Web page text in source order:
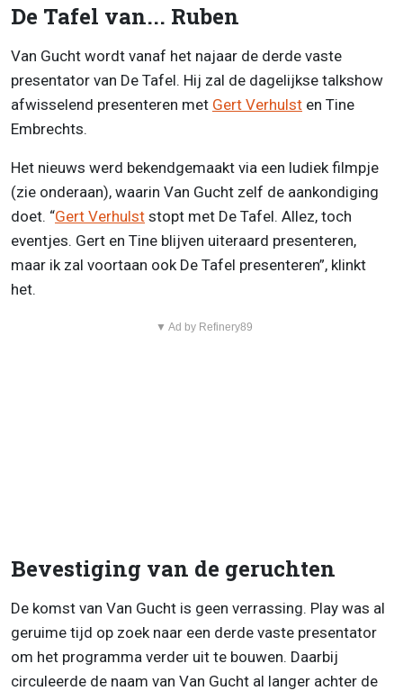
De Tafel van... Ruben
Van Gucht wordt vanaf het najaar de derde vaste
presentator van De Tafel. Hij zal de dagelijkse talkshow
afwisselend presenteren met Gert Verhulst en Tine
Embrechts.
Het nieuws werd bekendgemaakt via een ludiek filmpje
(zie onderaan), waarin Van Gucht zelf de aankondiging
doet. “Gert Verhulst stopt met De Tafel. Allez, toch
eventjes. Gert en Tine blijven uiteraard presenteren,
maar ik zal voortaan ook De Tafel presenteren”, klinkt
het.
▼ Ad by Refinery89
Bevestiging van de geruchten
De komst van Van Gucht is geen verrassing. Play was al
geruime tijd op zoek naar een derde vaste presentator
om het programma verder uit te bouwen. Daarbij
circuleerde de naam van Van Gucht al langer achter de